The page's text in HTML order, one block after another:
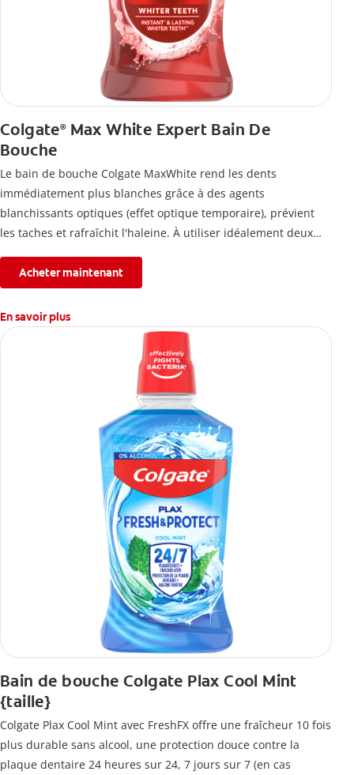
Colgate®Max White Expert Bain De
Bouche
Le bain de bouche Colgate MaxWhite rend les dents
immédiatement plus blanches grâce à des agents
blanchissants optiques (effet optique temporaire), prévient
les taches et rafraîchit l'haleine. À utiliser idéalement deux
Acheter maintenant
En savoir plus
Bain de bouche Colgate Plax Cool Mint
{taille}
Colgate Plax Cool Mint avec FreshFX offre une fraîcheur 10 fois
plus durable sans alcool, une protection douce contre la
plaque dentaire 24 heures sur 24, 7 jours sur 7 (en cas